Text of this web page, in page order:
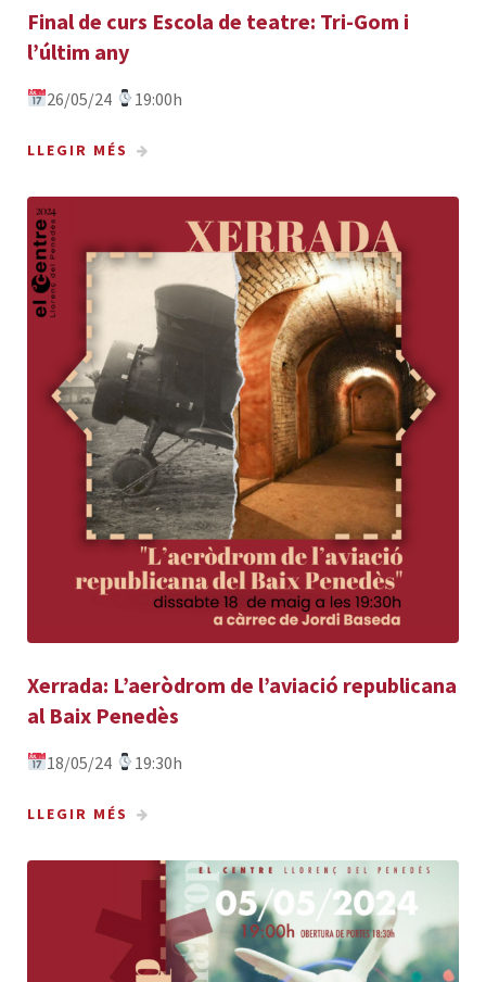
Final de curs Escola de teatre: Tri-Gom i
l’últim any
26/05/24 19:00h
LLEGIR MÉS
Xerrada: L’aeròdrom de l’aviació republicana
al Baix Penedès
18/05/24 19:30h
LLEGIR MÉS